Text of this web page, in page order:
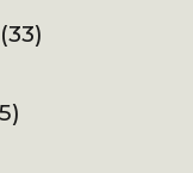
(33)